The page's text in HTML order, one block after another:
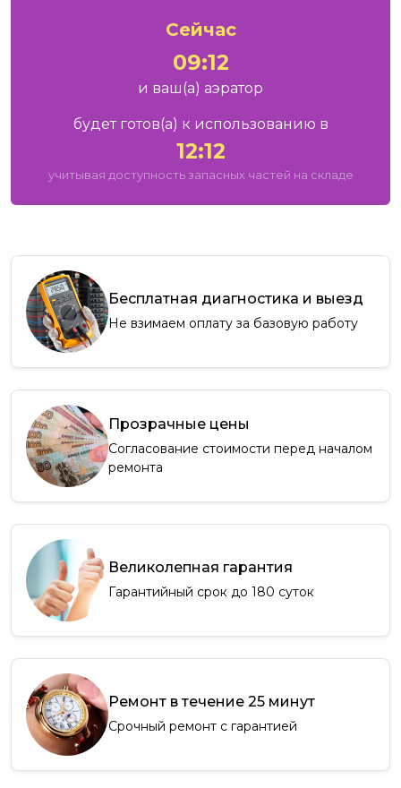
Сейчас
09:12
и ваш(а) аэратор
будет готов(а) к использованию в
12:12
учитывая доступность запасных частей на складе
Бесплатная диагностика и выезд
Не взимаем оплату за базовую работу
Прозрачные цены
Согласование стоимости перед началом
ремонта
Великолепная гарантия
Гарантийный срок до 180 суток
Ремонт в течение 25 минут
Срочный ремонт с гарантией